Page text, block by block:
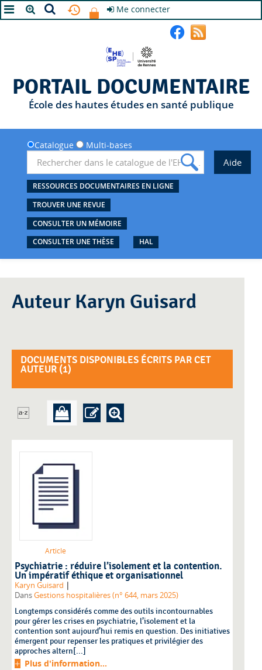
Me connecter
PORTAIL DOCUMENTAIRE
École des hautes études en santé publique
Catalogue Multi-bases
RESSOURCES DOCUMENTAIRES EN LIGNE
TROUVER UNE REVUE
CONSULTER UN MÉMOIRE
CONSULTER UNE THÈSE
HAL
Auteur Karyn Guisard
DOCUMENTS DISPONIBLES ÉCRITS PAR CET
AUTEUR (1)
Article
Psychiatrie : réduire l’isolement et la contention.
Un impératif éthique et organisationnel
Karyn Guisard |
DansGestions hospitalières (n° 644, mars 2025)
Longtemps considérés comme des outils incontournables
pour gérer les crises en psychiatrie, l’isolement et la
contention sont aujourd’hui remis en question. Des initiatives
émergent pour repenser les pratiques et privilégier des
approches altern[...]
Plus d'information...